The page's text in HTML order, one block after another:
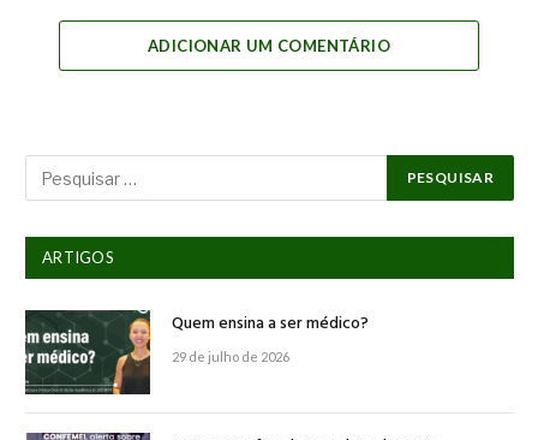
ADICIONAR UM COMENTÁRIO
ARTIGOS
Quem ensina a ser médico?
29 de julho de 2026